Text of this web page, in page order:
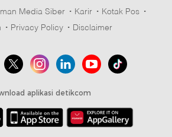
Media Siber Karir
Kotak Pos
Privacy Policy Disclaimer
aplikasi detikcom